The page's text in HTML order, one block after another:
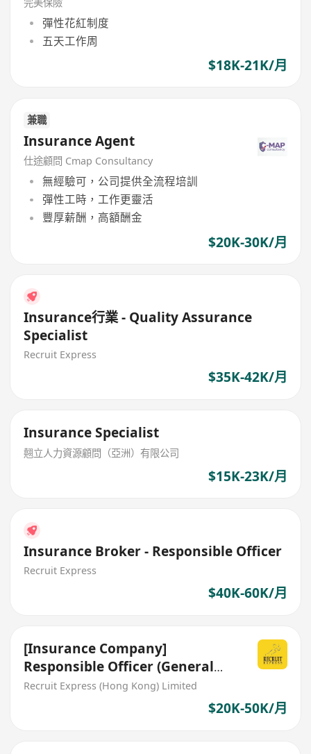
彈性花紅制度
五天工作周
$18K-21K/月
兼職
Insurance Agent
仕途顧問 Cmap Consultancy
無經驗可，公司提供全流程培訓
彈性工時，工作更靈活
豐厚薪酬，高額酬金
$20K-30K/月
Insurance行業 - Quality Assurance
Specialist
Recruit Express
$35K-42K/月
Insurance Specialist
翹立人力資源顧問（亞洲）有限公司
$15K-23K/月
Insurance Broker - Responsible Officer
Recruit Express
$40K-60K/月
[Insurance Company]
Responsible Officer (General
Insurance)
Recruit Express (Hong Kong) Limited
$20K-50K/月